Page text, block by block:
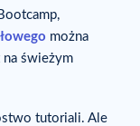
można
świeżym
tutoriali. Ale